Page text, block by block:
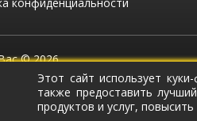
конфиденциальности
© 2026
Этот сайт использует
также предоставить
продуктов и услуг,